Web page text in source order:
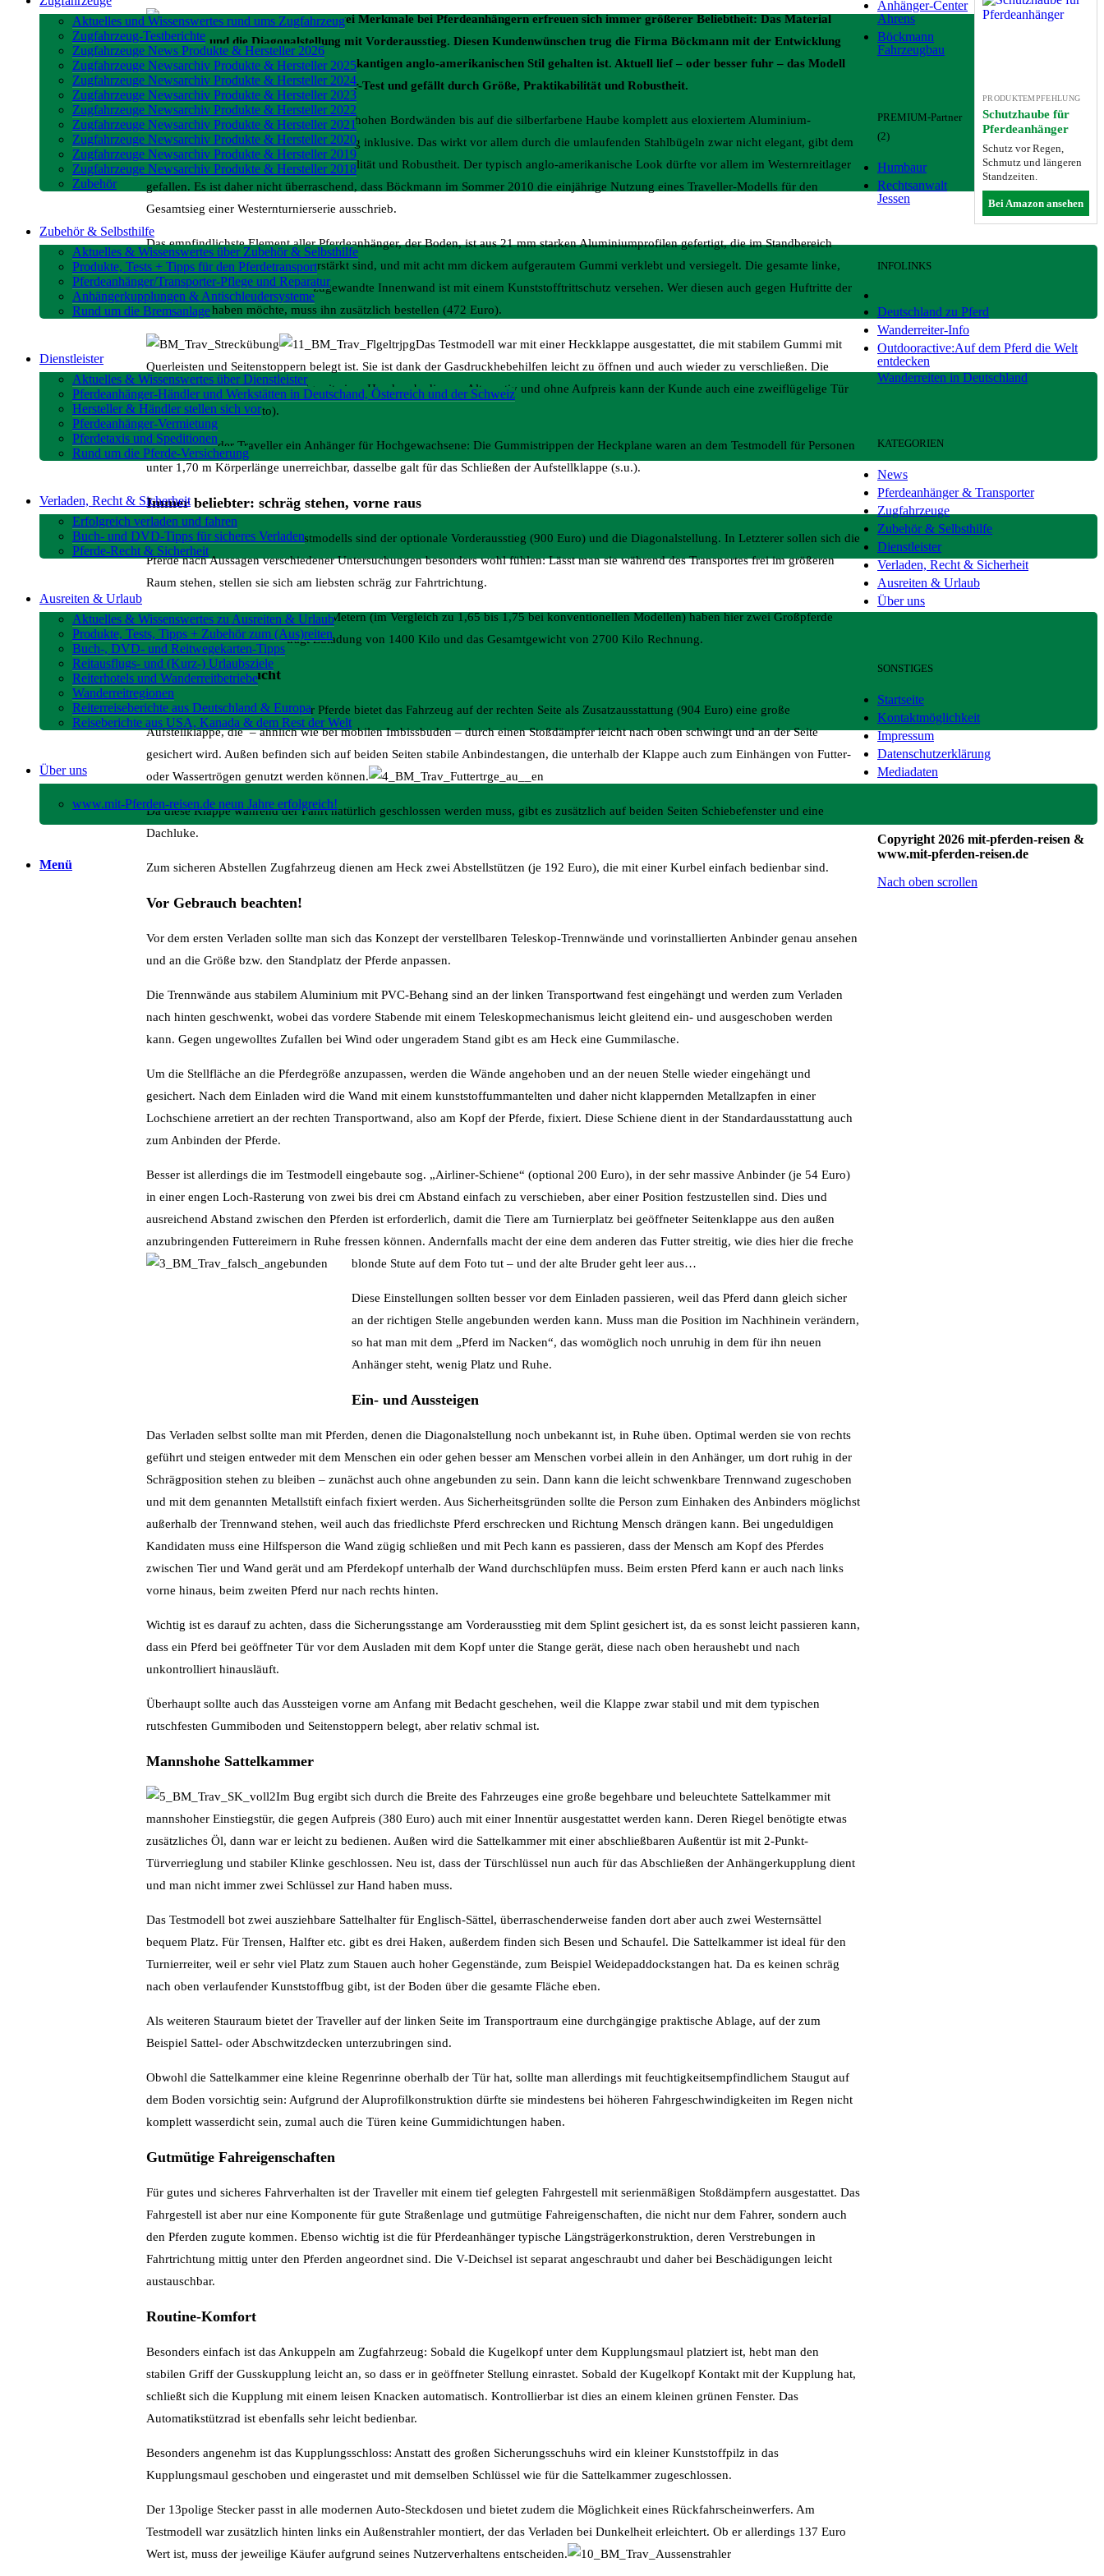
Aktuelles und Wissenswertes rund ums Zugfahrzeug
Zugfahrzeug-Testberichte
Zugfahrzeuge News Produkte & Hersteller 2026
Zugfahrzeuge Newsarchiv Produkte & Hersteller 2025
Zugfahrzeuge Newsarchiv Produkte & Hersteller 2024
Zugfahrzeuge Newsarchiv Produkte & Hersteller 2023
Zugfahrzeuge Newsarchiv Produkte & Hersteller 2022
Zugfahrzeuge Newsarchiv Produkte & Hersteller 2021
Zugfahrzeuge Newsarchiv Produkte & Hersteller 2020
Zugfahrzeuge Newsarchiv Produkte & Hersteller 2019
Zugfahrzeuge Newsarchiv Produkte & Hersteller 2018
Zubehör
Zubehör & Selbsthilfe
Aktuelles & Wissenswertes über Zubehör & Selbsthilfe
Produkte, Tests + Tipps für den Pferdetransport
Pferdeanhänger/Transporter-Pflege und Reparatur
Anhängerkupplungen & Antischleudersysteme
Rund um die Bremsanlage
Dienstleister
Aktuelles & Wissenswertes über Dienstleister
Pferdeanhänger-Händler und Werkstätten in Deutschand, Österreich und der Schweiz
Hersteller & Händler stellen sich vor
Pferdeanhänger-Vermietung
Pferdetaxis und Speditionen
Rund um die Pferde-Versicherung
Verladen, Recht & Sicherheit
Erfolgreich verladen und fahren
Buch- und DVD-Tipps für sicheres Verladen
Pferde-Recht & Sicherheit
Ausreiten & Urlaub
Aktuelles & Wissenswertes zu Ausreiten & Urlaub
Produkte, Tests, Tipps + Zubehör zum (Aus)reiten
Buch-, DVD- und Reitwegekarten-Tipps
Reitausflugs- und (Kurz-) Urlaubsziele
Reiterhotels und Wanderreitbetriebe
Wanderreitregionen
Reiterreiseberichte aus Deutschland & Europa
Reiseberichte aus USA, Kanada & dem Rest der Welt
Über uns
www.mit-Pferden-reisen.de neun Jahre erfolgreich!
Menü
Zwei Merkmale bei Pferdeanhängern erfreuen sich immer größerer Beliebtheit: Das Material
Aluminium und die Diagonalstellung mit Vorderausstieg. Diesen Kundenwünschen trug die Firma Böckmann mit der Entwicklung
ihrer Traveller-Serie Rechnung, die im kantigen anglo-amerikanischen Stil gehalten ist. Aktuell lief – oder besser fuhr – das Modell
Traveller-M-24-165 im Pferdeanhänger-Test und gefällt durch Größe, Praktikabilität und Robustheit.
Das Fahrzeug besteht mit seinen 2,10 m hohen Bordwänden bis auf die silberfarbene Haube komplett aus eloxiertem Aluminium-
Doppelstegprofil – kantige Buggestaltung inklusive. Das wirkt vor allem durch die umlaufenden Stahlbügeln zwar nicht elegant, gibt dem
Fahrzeug aber eine besonders hohe Stabilität und Robustheit. Der typisch anglo-amerikanische Look dürfte vor allem im Westernreitlager
gefallen. Es ist daher nicht überraschend, dass Böckmann im Sommer 2010 die einjährige Nutzung eines Traveller-Modells für den
Gesamtsieg einer Westernturnierserie ausschrieb.
Das empfindlichste Element aller Pferdeanhänger, der Boden, ist aus 21 mm starken Aluminiumprofilen gefertigt, die im Standbereich
durch ein geschlossenes Profil verstärkt sind, und mit acht mm dickem aufgerautem Gummi verklebt und versiegelt. Die gesamte linke,
also den Hinterhufen der Pferde zugewandte Innenwand ist mit einem Kunststofftrittschutz versehen. Wer diesen auch gegen Huftritte der
Vorderbeine haben möchte, muss ihn zusätzlich bestellen (472 Euro).
Das Testmodell war mit einer Heckklappe ausgestattet, die mit stabilem Gummi mit
Querleisten und Seitenstoppern belegt ist. Sie ist dank der Gasdruckhebehilfen leicht zu öffnen und auch wieder zu verschließen. Die
Verriegelungen sind leichtgängig mit einer Hand zu bedienen. Alternativ und ohne Aufpreis kann der Kunde auch eine zweiflügelige Tür
wählen (s. Herstellerfoto).
Allerdings ist der Traveller ein Anhänger für Hochgewachsene: Die Gummistrippen der Heckplane waren an dem Testmodell für Personen
unter 1,70 m Körperlänge unerreichbar, dasselbe galt für das Schließen der Aufstellklappe (s.u.).
Immer beliebter: schräg stehen, vorne raus
Weitere Besonderheiten des Testmodells sind der optionale Vorderausstieg (900 Euro) und die Diagonalstellung. In Letzterer sollen sich die
Pferde nach Aussagen verschiedener Untersuchungen besonders wohl fühlen: Lässt man sie während des Transportes frei im größeren
Raum stehen, stellen sie sich am liebsten schräg zur Fahrtrichtung.
Aufgrund der Innenbreite von 2,05 Metern (im Vergleich zu 1,65 bis 1,75 bei konventionellen Modellen) haben hier zwei Großpferde
schräg bequem Platz. Dem trägt Zuladung von 1400 Kilo und das Gesamtgewicht von 2700 Kilo Rechnung.
Zimmer mit Aussicht
Für den besonderen Komfort der Pferde bietet das Fahrzeug auf der rechten Seite als Zusatzausstattung (904 Euro) eine große
Aufstellklappe, die – ähnlich wie bei mobilen Imbissbuden – durch einen Stoßdämpfer leicht nach oben schwingt und an der Seite
gesichert wird. Außen befinden sich auf beiden Seiten stabile Anbindestangen, die unterhalb der Klappe auch zum Einhängen von Futter-
oder Wassertrögen genutzt werden können.
Da diese Klappe während der Fahrt natürlich geschlossen werden muss, gibt es zusätzlich auf beiden Seiten Schiebefenster und eine
Dachluke.
Zum sicheren Abstellen Zugfahrzeug dienen am Heck zwei Abstellstützen (je 192 Euro), die mit einer Kurbel einfach bedienbar sind.
Vor Gebrauch beachten!
Vor dem ersten Verladen sollte man sich das Konzept der verstellbaren Teleskop-Trennwände und vorinstallierten Anbinder genau ansehen
und an die Größe bzw. den Standplatz der Pferde anpassen.
Die Trennwände aus stabilem Aluminium mit PVC-Behang sind an der linken Transportwand fest eingehängt und werden zum Verladen
nach hinten geschwenkt, wobei das vordere Stabende mit einem Teleskopmechanismus leicht gleitend ein- und ausgeschoben werden
kann. Gegen ungewolltes Zufallen bei Wind oder ungeradem Stand gibt es am Heck eine Gummilasche.
Um die Stellfläche an die Pferdegröße anzupassen, werden die Wände angehoben und an der neuen Stelle wieder eingehängt und
gesichert. Nach dem Einladen wird die Wand mit einem kunststoffummantelten und daher nicht klappernden Metallzapfen in einer
Lochschiene arretiert an der rechten Transportwand, also am Kopf der Pferde, fixiert. Diese Schiene dient in der Standardausstattung auch
zum Anbinden der Pferde.
Besser ist allerdings die im Testmodell eingebaute sog. „Airliner-Schiene“ (optional 200 Euro), in der sehr massive Anbinder (je 54 Euro)
in einer engen Loch-Rasterung von zwei bis drei cm Abstand einfach zu verschieben, aber einer Position festzustellen sind. Dies und
ausreichend Abstand zwischen den Pferden ist erforderlich, damit die Tiere am Turnierplatz bei geöffneter Seitenklappe aus den außen
anzubringenden Futtereimern in Ruhe fressen können. Andernfalls macht der eine dem anderen das Futter streitig, wie dies hier die freche
blonde Stute auf dem Foto tut – und der alte Bruder geht leer aus…
Diese Einstellungen sollten besser vor dem Einladen passieren, weil das Pferd dann gleich sicher
an der richtigen Stelle angebunden werden kann. Muss man die Position im Nachhinein verändern,
so hat man mit dem „Pferd im Nacken“, das womöglich noch unruhig in dem für ihn neuen
Anhänger steht, wenig Platz und Ruhe.
Ein- und Aussteigen
Das Verladen selbst sollte man mit Pferden, denen die Diagonalstellung noch unbekannt ist, in Ruhe üben. Optimal werden sie von rechts
geführt und steigen entweder mit dem Menschen ein oder gehen besser am Menschen vorbei allein in den Anhänger, um dort ruhig in der
Schrägposition stehen zu bleiben – zunächst auch ohne angebunden zu sein. Dann kann die leicht schwenkbare Trennwand zugeschoben
und mit dem genannten Metallstift einfach fixiert werden. Aus Sicherheitsgründen sollte die Person zum Einhaken des Anbinders möglichst
außerhalb der Trennwand stehen, weil auch das friedlichste Pferd erschrecken und Richtung Mensch drängen kann. Bei ungeduldigen
Kandidaten muss eine Hilfsperson die Wand zügig schließen und mit Pech kann es passieren, dass der Mensch am Kopf des Pferdes
zwischen Tier und Wand gerät und am Pferdekopf unterhalb der Wand durchschlüpfen muss. Beim ersten Pferd kann er auch nach links
vorne hinaus, beim zweiten Pferd nur nach rechts hinten.
Wichtig ist es darauf zu achten, dass die Sicherungsstange am Vorderausstieg mit dem Splint gesichert ist, da es sonst leicht passieren kann,
dass ein Pferd bei geöffneter Tür vor dem Ausladen mit dem Kopf unter die Stange gerät, diese nach oben heraushebt und nach
unkontrolliert hinausläuft.
Überhaupt sollte auch das Aussteigen vorne am Anfang mit Bedacht geschehen, weil die Klappe zwar stabil und mit dem typischen
rutschfesten Gummiboden und Seitenstoppern belegt, aber relativ schmal ist.
Mannshohe Sattelkammer
Im Bug ergibt sich durch die Breite des Fahrzeuges eine große begehbare und beleuchtete Sattelkammer mit
mannshoher Einstiegstür, die gegen Aufpreis (380 Euro) auch mit einer Innentür ausgestattet werden kann. Deren Riegel benötigte etwas
zusätzliches Öl, dann war er leicht zu bedienen. Außen wird die Sattelkammer mit einer abschließbaren Außentür ist mit 2-Punkt-
Türverrieglung und stabiler Klinke geschlossen. Neu ist, dass der Türschlüssel nun auch für das Abschließen der Anhängerkupplung dient
und man nicht immer zwei Schlüssel zur Hand haben muss.
Das Testmodell bot zwei ausziehbare Sattelhalter für Englisch-Sättel, überraschenderweise fanden dort aber auch zwei Westernsättel
bequem Platz. Für Trensen, Halfter etc. gibt es drei Haken, außerdem finden sich Besen und Schaufel. Die Sattelkammer ist ideal für den
Turnierreiter, weil er sehr viel Platz zum Stauen auch hoher Gegenstände, zum Beispiel Weidepaddockstangen hat. Da es keinen schräg
nach oben verlaufender Kunststoffbug gibt, ist der Boden über die gesamte Fläche eben.
Als weiteren Stauraum bietet der Traveller auf der linken Seite im Transportraum eine durchgängige praktische Ablage, auf der zum
Beispiel Sattel- oder Abschwitzdecken unterzubringen sind.
Obwohl die Sattelkammer eine kleine Regenrinne oberhalb der Tür hat, sollte man allerdings mit feuchtigkeitsempfindlichem Staugut auf
dem Boden vorsichtig sein: Aufgrund der Aluprofilkonstruktion dürfte sie mindestens bei höheren Fahrgeschwindigkeiten im Regen nicht
komplett wasserdicht sein, zumal auch die Türen keine Gummidichtungen haben.
Gutmütige Fahreigenschaften
Für gutes und sicheres Fahrverhalten ist der Traveller mit einem tief gelegten Fahrgestell mit serienmäßigen Stoßdämpfern ausgestattet. Das
Fahrgestell ist aber nur eine Komponente für gute Straßenlage und gutmütige Fahreigenschaften, die nicht nur dem Fahrer, sondern auch
den Pferden zugute kommen. Ebenso wichtig ist die für Pferdeanhänger typische Längsträgerkonstruktion, deren Verstrebungen in
Fahrtrichtung mittig unter den Pferden angeordnet sind. Die V-Deichsel ist separat angeschraubt und daher bei Beschädigungen leicht
austauschbar.
Routine-Komfort
Besonders einfach ist das Ankuppeln am Zugfahrzeug: Sobald die Kugelkopf unter dem Kupplungsmaul platziert ist, hebt man den
stabilen Griff der Gusskupplung leicht an, so dass er in geöffneter Stellung einrastet. Sobald der Kugelkopf Kontakt mit der Kupplung hat,
schließt sich die Kupplung mit einem leisen Knacken automatisch. Kontrollierbar ist dies an einem kleinen grünen Fenster. Das
Automatikstützrad ist ebenfalls sehr leicht bedienbar.
Besonders angenehm ist das Kupplungsschloss: Anstatt des großen Sicherungsschuhs wird ein kleiner Kunststoffpilz in das
Kupplungsmaul geschoben und eingerastet und mit demselben Schlüssel wie für die Sattelkammer zugeschlossen.
Der 13polige Stecker passt in alle modernen Auto-Steckdosen und bietet zudem die Möglichkeit eines Rückfahrscheinwerfers. Am
Testmodell war zusätzlich hinten links ein Außenstrahler montiert, der das Verladen bei Dunkelheit erleichtert. Ob er allerdings 137 Euro
Wert ist, muss der jeweilige Käufer aufgrund seines Nutzerverhaltens entscheiden.
PRODUKTEMPFEHLUNG
Schutzhaube für
Pferdeanhänger
Schutz vor Regen,
Schmutz und längeren
Standzeiten.
Bei Amazon ansehen
Anhänger-Center
Ahrens
Böckmann
Fahrzeugbau
PREMIUM-Partner
(2)
Humbaur
Rechtsanwalt
Jessen
INFOLINKS
Deutschland zu Pferd
Wanderreiter-Info
Outdooractive:Auf dem Pferd die Welt
entdecken
Wanderreiten in Deutschland
KATEGORIEN
News
Pferdeanhänger & Transporter
Zugfahrzeuge
Zubehör & Selbsthilfe
Dienstleister
Verladen, Recht & Sicherheit
Ausreiten & Urlaub
Über uns
SONSTIGES
Startseite
Kontaktmöglichkeit
Impressum
Datenschutzerklärung
Mediadaten
Copyright 2026 mit-pferden-reisen &
www.mit-pferden-reisen.de
Nach oben scrollen